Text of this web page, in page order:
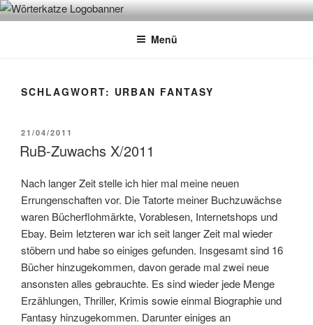
Zum
InhaltWÖRTERKATZE
Von Büchern erzählen
Menü
SCHLAGWORT: URBAN FANTASY
VERÖFFENTLICHT
AM
21/04/2011
RuB-Zuwachs X/2011
Nach langer Zeit stelle ich hier mal meine neuen
Errungenschaften vor. Die Tatorte meiner Buchzuwächse
waren Bücherflohmärkte, Vorablesen, Internetshops und
Ebay. Beim letzteren war ich seit langer Zeit mal wieder
stöbern und habe so einiges gefunden. Insgesamt sind 16
Bücher hinzugekommen, davon gerade mal zwei neue
ansonsten alles gebrauchte. Es sind wieder jede Menge
Erzählungen, Thriller, Krimis sowie einmal Biographie und
Fantasy hinzugekommen. Darunter einiges an